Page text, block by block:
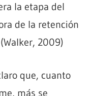
la etapa del
de la retención
2009)
que, cuanto
más se